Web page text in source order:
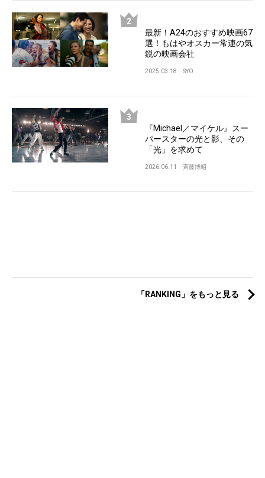
最新！A24のおすすめ映画67
選！もはやオスカー常連の気
鋭の映画会社
2025.03.18 SYO
『Michael／マイケル』スー
パースターの光と影、その
「光」を求めて
2026.06.11 斉藤博昭
「RANKING」をもっと見る